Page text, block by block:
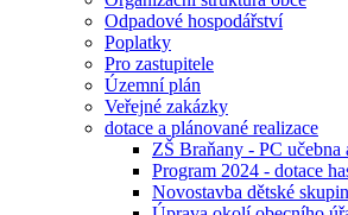
Odpadové hospodářství
Poplatky
Pro zastupitele
Územní plán
Veřejné zakázky
dotace a plánované realizace
ZŠ Braňany - PC učebna
Program 2024 - dotace
Novostavba dětské